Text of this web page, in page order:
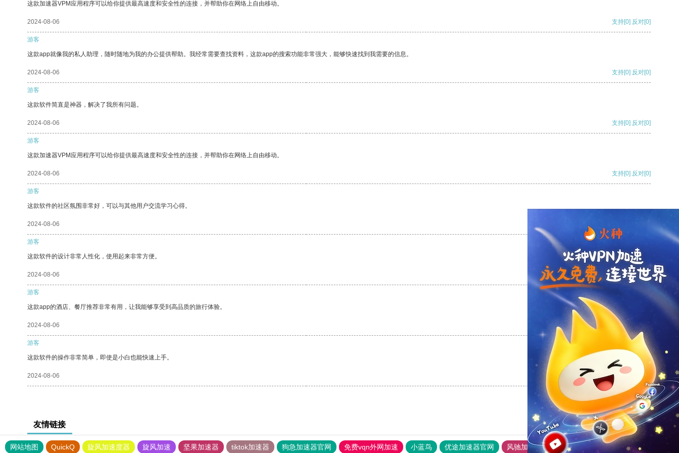
这款加速器VPM应用程序可以给你提供最高速度和安全性的连接，并帮助你在网络上自由移动。
2024-08-06 支持[0] 反对[0]
游客
这款app就像我的私人助理，随时随地为我的办公提供帮助。我经常需要查找资料，这款app的搜索功能非常强大，能够快速找到我需要的信息。
2024-08-06 支持[0] 反对[0]
游客
这款软件简直是神器，解决了我所有问题。
2024-08-06 支持[0] 反对[0]
游客
这款加速器VPM应用程序可以给你提供最高速度和安全性的连接，并帮助你在网络上自由移动。
2024-08-06 支持[0] 反对[0]
游客
这款软件的社区氛围非常好，可以与其他用户交流学习心得。
2024-08-06
游客
这款软件的设计非常人性化，使用起来非常方便。
2024-08-06 支持 [0] 反对[0]
游客
这款app的酒店、餐厅推荐非常有用，让我能够享受到高品质的旅行体验。
2024-08-06 支持[0] 反对
游客
这款软件的操作非常简单，即使是小白也能快速上手。
2024-08-06 支持[0] 反对[0]
友情链接
网站地图 QuickQ 旋风加速度器 旋风加速 坚果加速器 tiktok加速器 狗急加速器官网 免费vqn外网加速 小蓝鸟 优途加速器官网 风驰加速器 旋风加速器